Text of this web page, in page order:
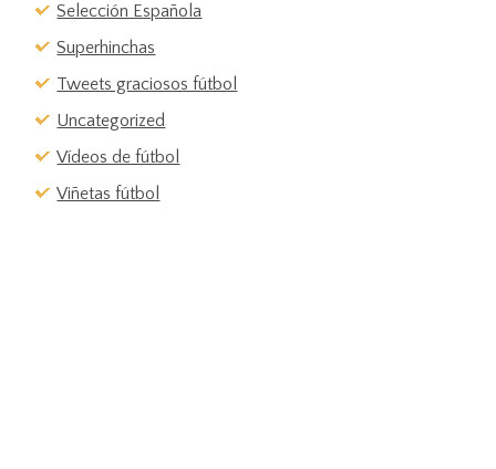
Selección Española
Superhinchas
Tweets graciosos fútbol
Uncategorized
Vídeos de fútbol
Viñetas fútbol